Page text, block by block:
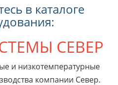
в каталоге
СЕВЕР
и низкотемпературные
компании Север.